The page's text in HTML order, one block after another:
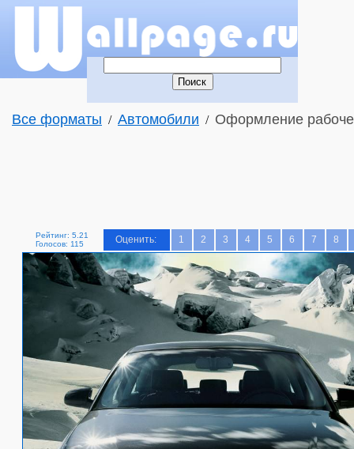
Все форматы / Автомобили / Оформление
Рейтинг: 5.21
Голосов: 115
Оценить: 1 2 3 4 5 6 7 8